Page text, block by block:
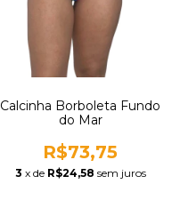
Calcinha Borboleta Fundo
do Mar
R$73,75
3 x de R$24,58 sem juros